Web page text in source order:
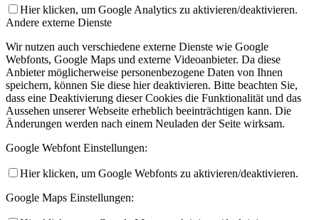
Hier klicken, um Google Analytics zu aktivieren/deaktivieren.
Andere externe Dienste
Wir nutzen auch verschiedene externe Dienste wie Google
Webfonts, Google Maps und externe Videoanbieter. Da diese
Anbieter möglicherweise personenbezogene Daten von Ihnen
speichern, können Sie diese hier deaktivieren. Bitte beachten Sie,
dass eine Deaktivierung dieser Cookies die Funktionalität und das
Aussehen unserer Webseite erheblich beeinträchtigen kann. Die
Änderungen werden nach einem Neuladen der Seite wirksam.
Google Webfont Einstellungen:
Hier klicken, um Google Webfonts zu aktivieren/deaktivieren.
Google Maps Einstellungen: